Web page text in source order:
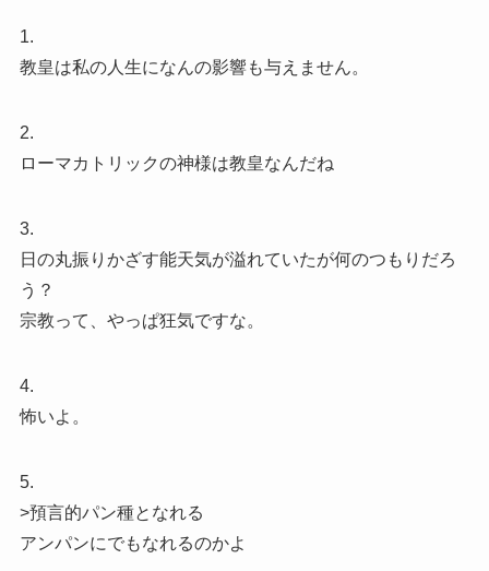
1.
教皇は私の人生になんの影響も与えません。
2.
ローマカトリックの神様は教皇なんだね
3.
日の丸振りかざす能天気が溢れていたが何のつもりだろ
う？
宗教って、やっぱ狂気ですな。
4.
怖いよ。
5.
>預言的パン種となれる
アンパンにでもなれるのかよ